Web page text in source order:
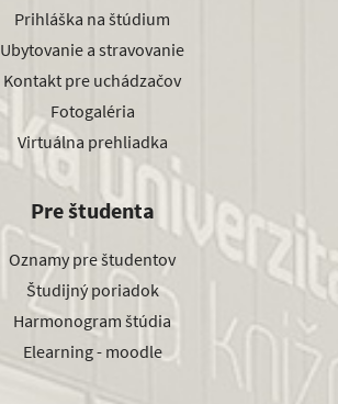
Prihláška na štúdium
Ubytovanie a stravovanie
Kontakt pre uchádzačov
Fotogaléria
Virtuálna prehliadka
Pre študenta
Oznamy pre študentov
Študijný poriadok
Harmonogram štúdia
Elearning - moodle